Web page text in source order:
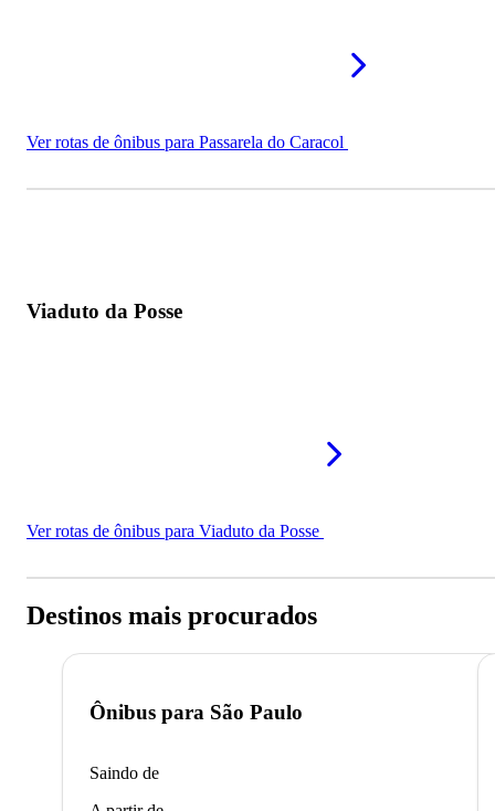
Ver rotas de ônibus para Passarela do Caracol
Viaduto da Posse
Ver rotas de ônibus para Viaduto da Posse
Destinos mais procurados
Ônibus para São Paulo
Saindo de